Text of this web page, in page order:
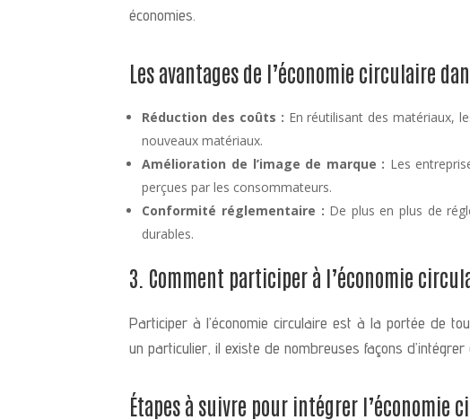
économies.
Les avantages de l’économie circulaire
Réduction des coûts : En réutilisant des matériaux,
nouveaux matériaux.
Amélioration de l’image de marque : Les
perçues par les consommateurs.
Conformité réglementaire : De plus en plus de
durables.
3. Comment participer à l’économie
Participer à l’économie circulaire est à la portée de
un particulier, il existe de nombreuses façons
Étapes à suivre pour intégrer l’économie